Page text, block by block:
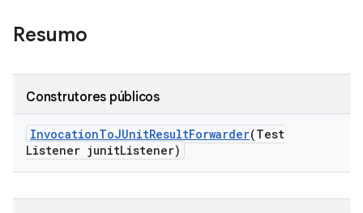
Resumo
Construtores públicos
InvocationToJUnitResultForwarder(Test
Listener junitListener)